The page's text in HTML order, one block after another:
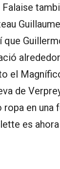
Falaise
que
el
de
ropa en una
es